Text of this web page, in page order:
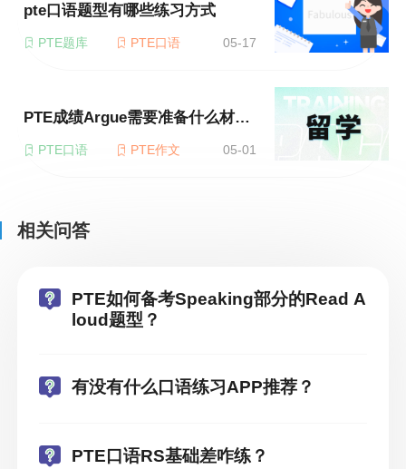
pte口语题型有哪些练习方式
PTE题库 PTE口语 05-17
PTE成绩Argue需要准备什么材料？
PTE口语 PTE作文 05-01
相关问答
PTE如何备考Speaking部分的Read A
loud题型？
有没有什么口语练习APP推荐？
PTE口语RS基础差咋练？